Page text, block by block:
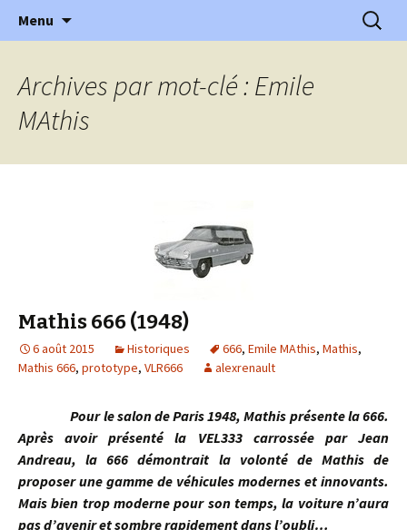
l'Automobile Ancienne
l'automobile ancienne : articles, historiques
…
Menu
Archives par mot-clé : Emile
MAthis
Mathis 666 (1948)
6 août 2015 Historiques 666, Emile MAthis, Mathis,
Mathis 666, prototype, VLR666 alexrenault
Pour le salon de Paris 1948, Mathis présente la 666.
Après avoir présenté la VEL333 carrossée par Jean
Andreau, la 666 démontrait la volonté de Mathis de
proposer une gamme de véhicules modernes et innovants.
Mais bien trop moderne pour son temps, la voiture n’aura
pas d’avenir et sombre rapidement dans l’oubli…